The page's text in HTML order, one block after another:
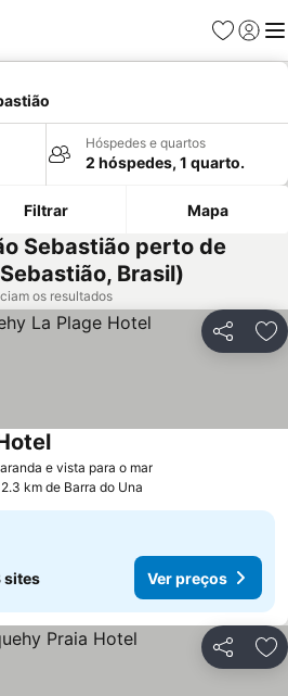
Favoritos
Iniciar
Hóspedes e quartos
2 hóspedes, 1 quarto.
Filtrar Mapa
Sebastião perto de
Brasil)
os resultados
Partilhar
e vista para o mar
km de Barra do Una
sites Ver preços
Partilhar